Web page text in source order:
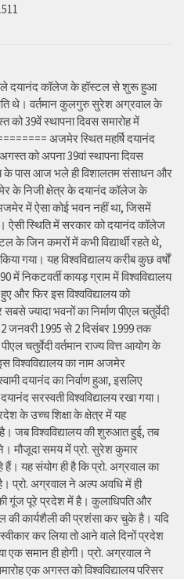
दयानंद कॉलेज के हॉस्टल से शुरू हुआ
थे। वर्तमान कुलगुरु सुरेश अग्रवाल के
39वें स्थापना दिवस समारोह में
अजमेर स्थित महर्षि दयानंद
को अपना 39वां स्थापना दिवस
के पास आज भले ही विशालतम संसाधन और
के निजी क्षेत्र के दयानंद कॉलेज के
में ऐसा कोई भवन नहीं था, जिसमें
ऐसी स्थिति में सरकार को दयानंद कॉलेज
के जिन कमरों में कभी विद्यार्थी रहते थे,
गया। यह विश्वविद्यालय करीब कुछ वर्षों
में निकटवर्ती कायड़ ग्राम में विश्वविद्यालय
और फिर इस विश्वविद्यालय को
ज्यादा भवनों का निर्माण पीएल चतुर्वेदी
जनवरी 1995 से 2 दिसंबर 1999 तक
चतुर्वेदी वर्तमान राज्य वित्त आयोग के
विश्वविद्यालय का नाम अजमेर
दयानंद का निर्वाण हुआ, इसलिए
सरस्वती विश्वविद्यालय रखा गया।
के उच्च शिक्षा के क्षेत्र में यह
है। जब विश्वविद्यालय की शुरुआत हुई, तब
मौजूदा समय में प्रो. सुरेश कुमार
यह संयोग ही है कि प्रो. अग्रवाल का
प्रो. अग्रवाल ने अल्प अवधि में ही
गूंज पूरे प्रदेश में है। कुलाधिपति और
की कार्यशैली की प्रशंसा कर चुके है। यदि
कर लिया तो आने वाले दिनों प्रदेश
एक समान ही होगी। प्रो. अग्रवाल ने
एक अगस्त को विश्वविद्यालय परिसर